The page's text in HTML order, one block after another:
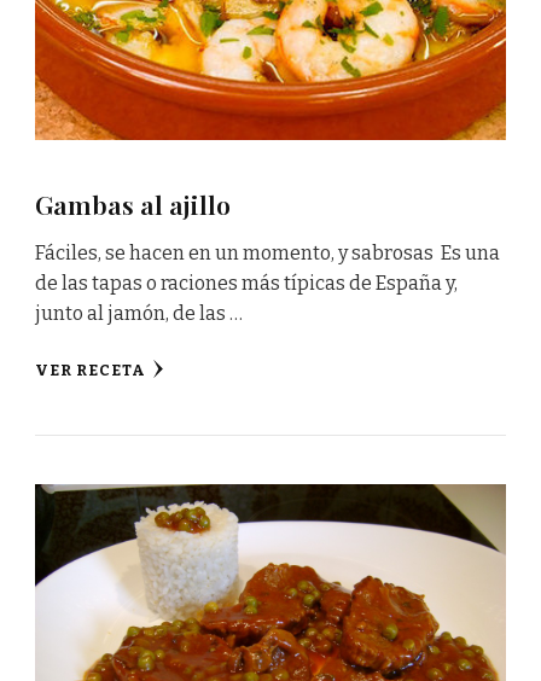
Gambas al ajillo
Fáciles, se hacen en un momento, y sabrosas Es una
de las tapas o raciones más típicas de España y,
junto al jamón, de las …
VER RECETA